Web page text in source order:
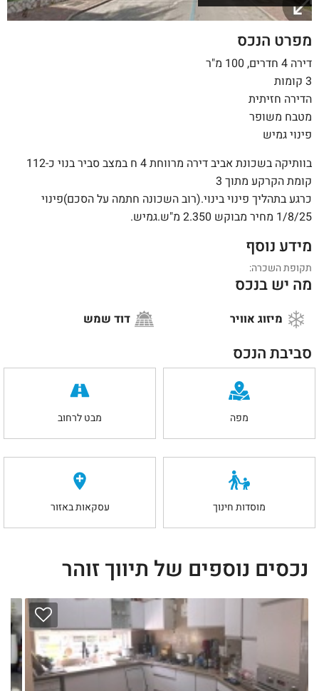
מפרט הנכס
דירה 4 חדרים, 100 מ"ר
3 קומות
הדירה חזיתית
מטבח משופר
פינוי גמיש
בוותיקה בשכונת אביב דירה מרווחת 4 ח במצב סביר בנוי כ-112
קומת הקרקע מתוך 3
כרגע בתהליך פינוי בינוי.(רוב השכונה חתמה על הסכם)פינוי
1/8/25 מחיר מבוקש 2.350 מ"ש.גמיש.
מידע נוסף
תקופת השכרה:
מה יש בנכס
מיזוג אוויר דוד שמש
סביבת הנכס
מפה מבט לרחוב
מוסדות חינוך עסקאות באזור
נכסים נוספים של תיווך זוהר